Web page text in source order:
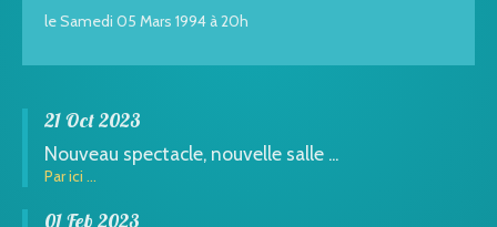
le Samedi 05 Mars 1994 à 20h
21 Oct 2023
Nouveau spectacle, nouvelle salle ...
Par ici ...
01 Feb 2023